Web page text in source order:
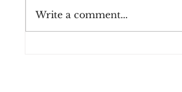
Write a comment...